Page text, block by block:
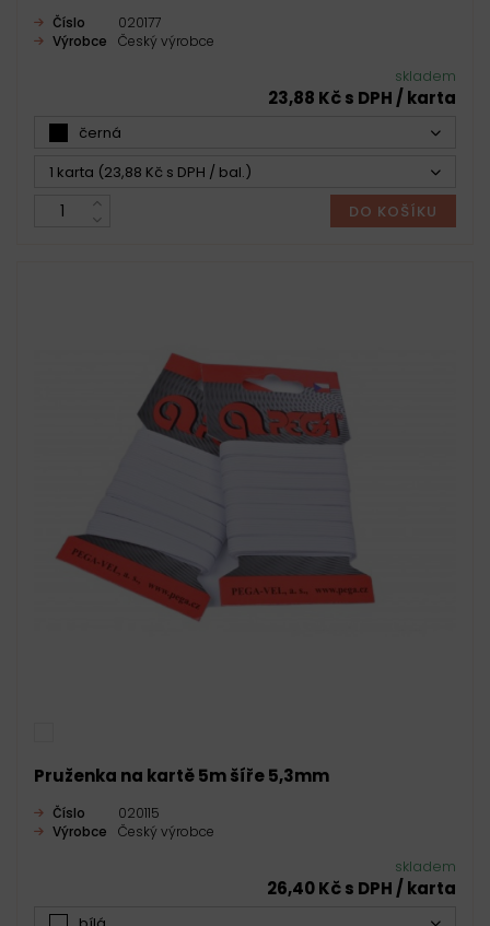
Číslo
020177
Výrobce
Český výrobce
skladem
23,88 Kč s DPH / karta
černá
1 karta (23,88 Kč s DPH / bal.)
DO KOŠÍKU
Pruženka na kartě 5m šíře 5,3mm
Číslo
020115
Výrobce
Český výrobce
skladem
26,40 Kč s DPH / karta